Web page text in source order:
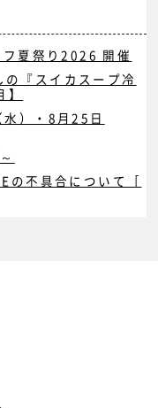
フ夏祭り2026 開催
『スイカスープ冷
）・8月25日
の不具合について［